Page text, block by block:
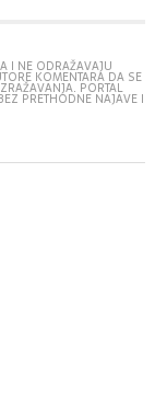
I NE ODRAŽAVAJU
KOMENTARA DA SE
PORTAL
PRETHODNE NAJAVE I